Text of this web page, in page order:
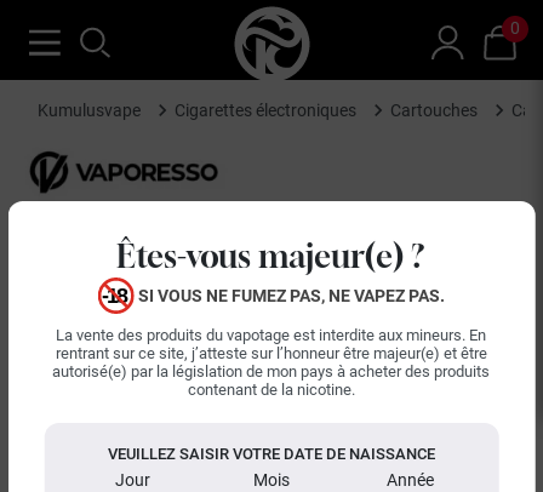
Êtes-vous majeur(e) ?
SI VOUS NE FUMEZ PAS, NE VAPEZ PAS.
La vente des produits du vapotage est interdite aux mineurs. En
rentrant sur ce site, j’atteste sur l’honneur être majeur(e) et être
autorisé(e) par la législation de mon pays à acheter des produits
contenant de la nicotine.
VEUILLEZ SAISIR VOTRE DATE DE NAISSANCE
Jour Mois Année
0
Kumulusvape Cigarettes électroniques Cartouches